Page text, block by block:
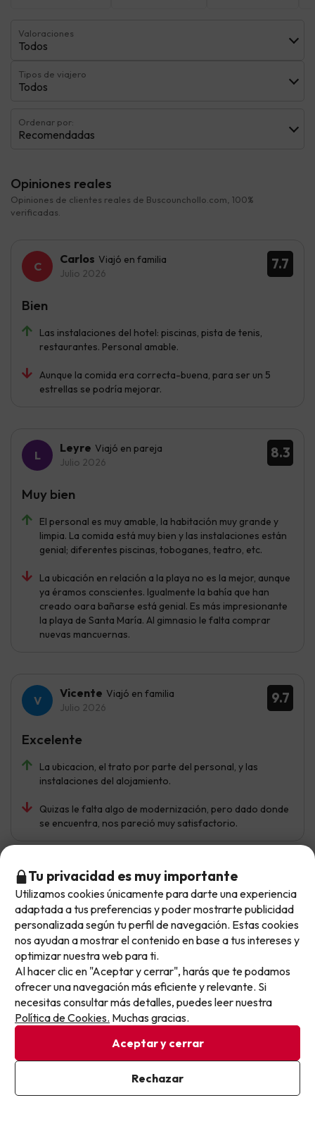
Valoraciones
Todos
Tipos de viajero
Todos
Ordenar por:
Recomendadas
Opiniones reales
Opiniones de clientes reales de Buscounchollo.com, 100%
verificadas.
7.7
Carlos Viajó en familia
Julio 2026
Las instalaciones del hotel: piscinas, pista de tenis,
restaurantes. Personal amable.
Aunque la comida era correcta-buena, para ser un 5
estrellas se podría mejorar.
Bien
8.3
Leyre Viajó en pareja
Julio 2026
El personal es muy amable, la habitación muy grande y
limpia. La comida está muy bien y las instalaciones están
genial; diferentes piscinas, toboganes, teatro, etc.
La ubicación en relación a la playa no es la mejor, aunque
ya éramos conscientes. Igualmente la bahía que han
creado oara bañarse está genial. Es más impresionante
la playa de Santa María. Al gimnasio le falta comprar
nuevas mancuernas.
Muy bien
9.7
Vicente Viajó en familia
Julio 2026
La ubicacion, el trato por parte del personal, y las
instalaciones del alojamiento.
Quizas le falta algo de modernización, pero dado donde
se encuentra, nos pareció muy satisfactorio.
Excelente
8.6
Elisa Viajó en pareja
Julio 2026
La comida y las instalaciones son increíbles.
Al ser nuestra segunda visita, el único pero que le
ponemos es la playa, ya que la zona apta para el baño no
es muy grande y las hamacas están lejos. La zona se
Santa María es mejor en este aspecto.
Muy bien
Viajó en pareja
Junio 2026
No llegas tarde: llegas al siguiente.
Este chollo ya ha caducado, pero cada día lanzamos
nuevas oportunidades para viajar mejor y pagar
menos.
Apúntate y que el próximo no se te escape.
Pon tu mejor e-mail
Ya estoy suscrito
Al suscribirte, confirmas haber leído y estar de acuerdo con la
Tu privacidad es muy importante
Utilizamos cookies únicamente para darte una experiencia
adaptada a tus preferencias y poder mostrarte publicidad
personalizada según tu perfil de navegación. Estas cookies
nos ayudan a mostrar el contenido en base a tus intereses y
optimizar nuestra web para ti.
Al hacer clic en "Aceptar y cerrar", harás que te podamos
ofrecer una navegación más eficiente y relevante. Si
necesitas consultar más detalles, puedes leer nuestra
Política de Cookies. Muchas gracias.
Aceptar y cerrar
Rechazar